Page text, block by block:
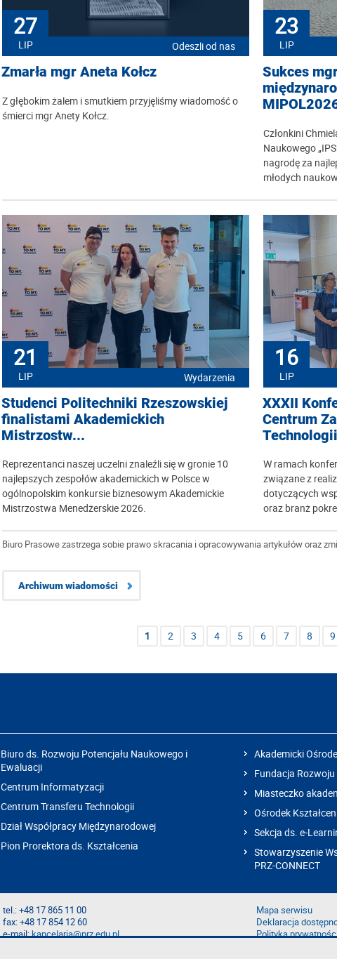
27
LIP Odeszli od nas
Zmarła mgr Aneta Kołcz
Z głębokim żalem i smutkiem przyjęliśmy wiadomość o
śmierci mgr Anety Kołcz.
23
LIP
Sukces
Członkini
Naukowego
nagrodę za
młodych
21
LIP Wydarzenia
Studenci Politechniki Rzeszowskiej
finalistami Akademickich
Mistrzostw...
Reprezentanci naszej uczelni znaleźli się w gronie 10
najlepszych zespołów akademickich w Polsce w
ogólnopolskim konkursie biznesowym Akademickie
Mistrzostwa Menedżerskie 2026.
16
LIP
XXXII
Centrum
W ramach
związane z
dotyczących
oraz branż
Biuro Prasowe zastrzega sobie prawo skracania i opracowywania artykułów oraz
Archiwum wiadomości
1 2 3 4 5 6 7 8 9
Biuro ds. Rozwoju Potencjału Naukowego i
Ewaluacji
Centrum Informatyzacji
Centrum Transferu Technologii
Dział Współpracy Międzynarodowej
Pion Prorektora ds. Kształcenia
Akademicki
Fundacja
Miasteczko
Ośrodek
Sekcja ds. e-
Stowarzyszenie
PRZ-CONNECT
tel.: +48 17 865 11 00
fax: +48 17 854 12 60
e-mail:kancelaria@prz.edu.pl
Mapa serwisu
Deklaracja
Polityka